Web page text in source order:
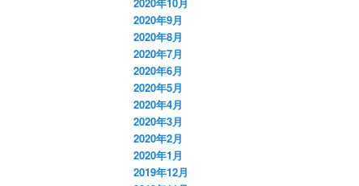
2020年10月
2020年9月
2020年8月
2020年7月
2020年6月
2020年5月
2020年4月
2020年3月
2020年2月
2020年1月
2019年12月